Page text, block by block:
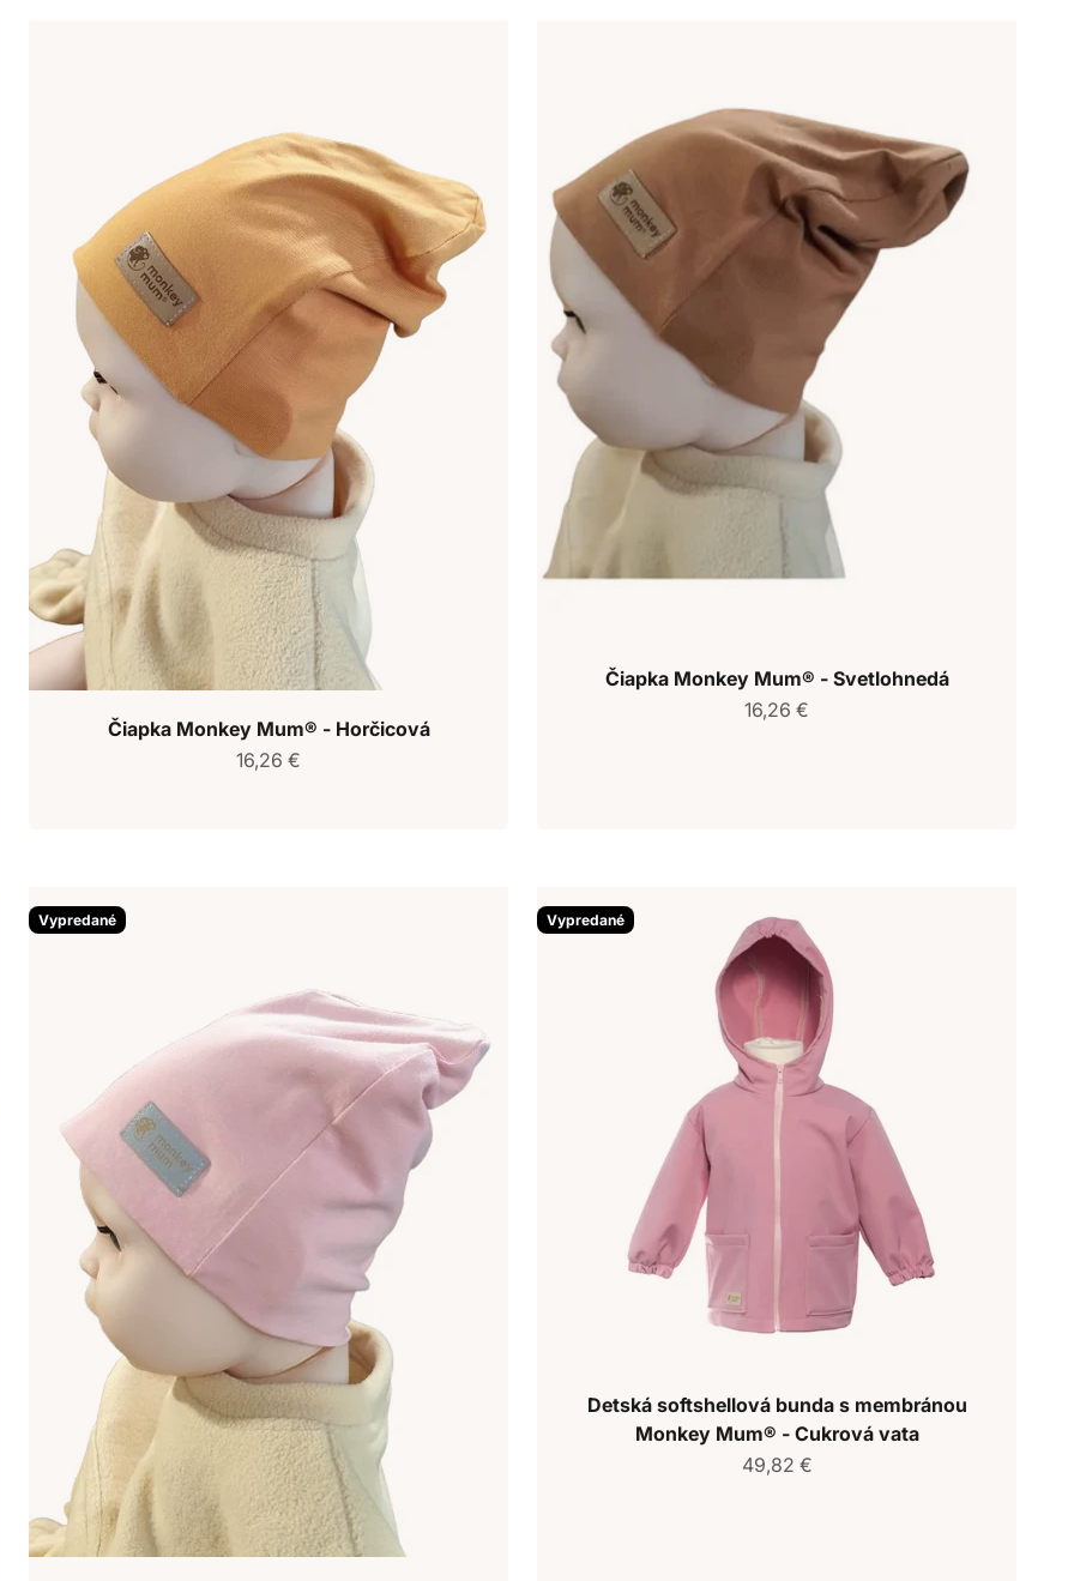
Čiapka Monkey Mum® - Horčicová
Predajná cena
16,26 €
Čiapka Monkey Mum® - Svetlohnedá
Predajná cena
16,26 €
Vypredané Vypredané
Detská softshellová bunda s membránou
Monkey Mum® - Cukrová vata
Predajná cena
49,82 €